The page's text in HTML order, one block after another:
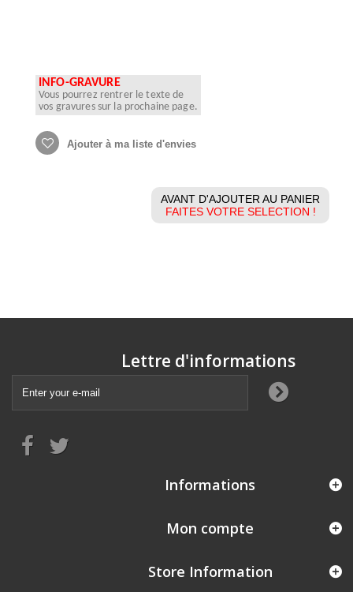
INFO-GRAVURE
Vous pourrez rentrer le texte de
vos gravures sur la prochaine page.
Ajouter à ma liste d'envies
AVANT D'AJOUTER AU PANIER
FAITES VOTRE SELECTION !
Lettre d'informations
Informations
Mon compte
Store Information